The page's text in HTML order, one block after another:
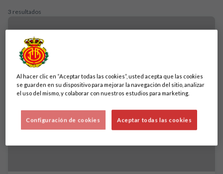
3 resultados
Al hacer clic en “Aceptar todas las cookies”, usted acepta que las cookies
se guarden en su dispositivo para mejorar la navegación del sitio, analizar
el uso del mismo, y colaborar con nuestros estudios para marketing.
Aceptar todas las cookies
Configuración de cookies